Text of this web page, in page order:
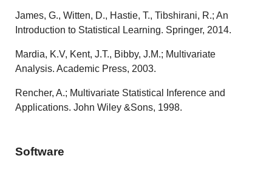
James, G., Witten, D., Hastie, T., Tibshirani, R.; An
Introduction to Statistical Learning. Springer, 2014.
Mardia, K.V, Kent, J.T., Bibby, J.M.; Multivariate
Analysis. Academic Press, 2003.
Rencher, A.; Multivariate Statistical Inference and
Applications. John Wiley &Sons, 1998.
Software